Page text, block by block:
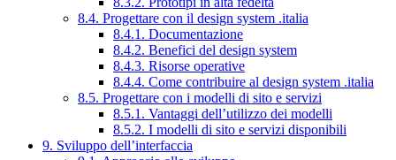
8.4. Progettare con il design system .italia
8.4.1. Documentazione
8.4.2. Benefici del design system
8.4.3. Risorse operative
8.4.4. Come contribuire al design system .italia
8.5. Progettare con i modelli di sito e servizi
8.5.1. Vantaggi dell’utilizzo dei modelli
8.5.2. I modelli di sito e servizi disponibili
9. Sviluppo dell’interfaccia